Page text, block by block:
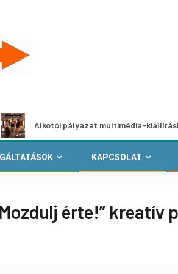
pályázat multimédia-kiállításhoz
KAPCSOLAT
érte!” kreatív